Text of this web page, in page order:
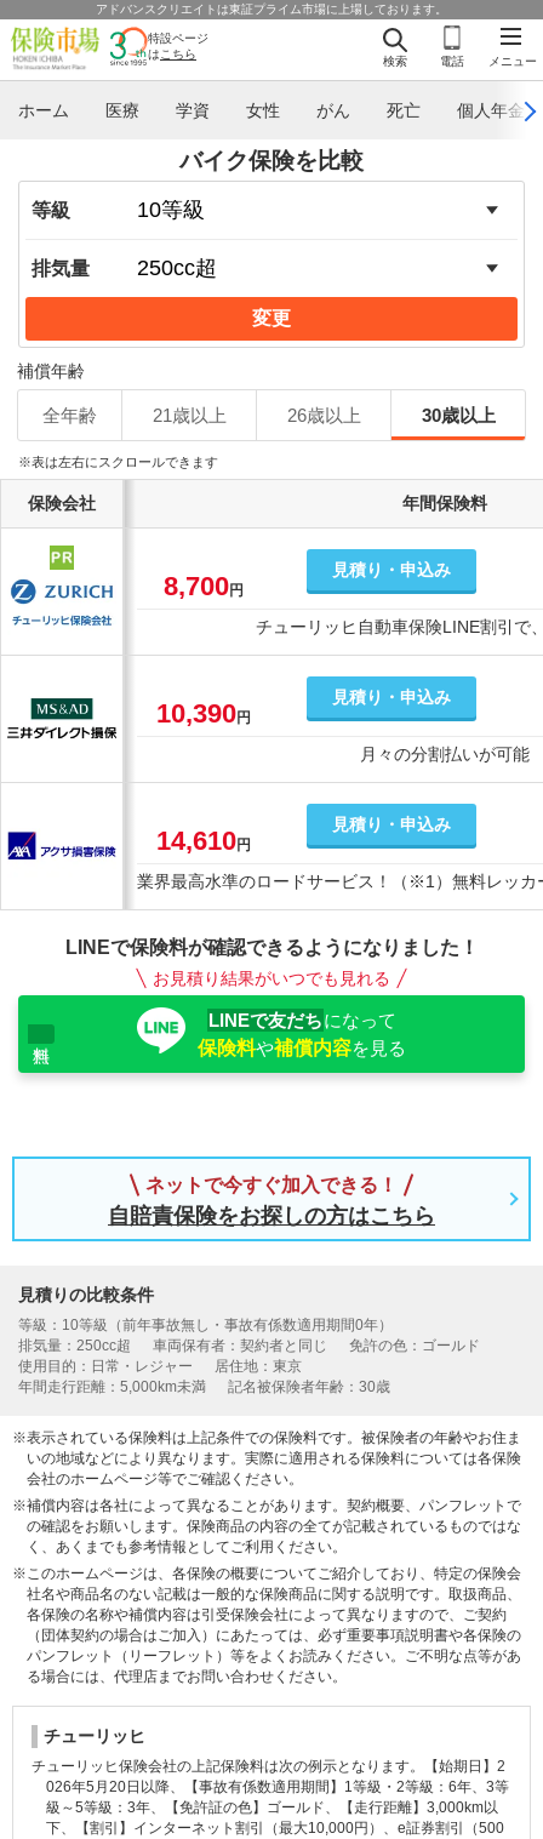
アドバンスクリエイトは東証プライム市場に上場しております。
メニュー
検索 電話
特設ページ
は こちら
ホーム 医療 学資 女性 がん 死亡 個人年金
バイク保険を比較
等級
排気量
変更
補償年齢
全年齢 21歳以上 26歳以上 30歳以上
※表は左右にスクロールできます
保険会社 年間保険料
8,700円
見積り・申込み
チューリッヒ自動車保険LINE割引で
10,390円
見積り・申込み
月々の分割払いが可能
14,610円
見積り・申込み
業界最高水準のロードサービス！（※1）無料レッ
LINEで保険料が確認できるようになりました！
お見積り結果がいつでも見れる
LINEで友だちになって
保険料や補償内容を見る
ネットで今すぐ加入できる！
自賠責保険をお探しの方はこちら
見積りの比較条件
等級：10等級（前年事故無し・事故有係数適用期間0年）
排気量：250cc超
車両保有者：契約者と同じ
免許の色：ゴールド
使用目的：日常・レジャー
居住地：東京
年間走行距離：5,000km未満
記名被保険者年齢：30歳
※表示されている保険料は上記条件での保険料です。被保険者の年齢やお住ま
いの地域などにより異なります。実際に適用される保険料については各保険
会社のホームページ等でご確認ください。
※補償内容は各社によって異なることがあります。契約概要、パンフレットで
の確認をお願いします。保険商品の内容の全てが記載されているものではな
く、あくまでも参考情報としてご利用ください。
※このホームページは、各保険の概要についてご紹介しており、特定の保険会
社名や商品名のない記載は一般的な保険商品に関する説明です。取扱商品、
各保険の名称や補償内容は引受保険会社によって異なりますので、ご契約
（団体契約の場合はご加入）にあたっては、必ず重要事項説明書や各保険の
パンフレット（リーフレット）等をよくお読みください。ご不明な点等があ
る場合には、代理店までお問い合わせください。
チューリッヒ
チューリッヒ保険会社の上記保険料は次の例示となります。【始期日】2
026年5月20日以降、【事故有係数適用期間】1等級・2等級：6年、3等
級～5等級：3年、【免許証の色】ゴールド、【走行距離】3,000km以
下、【割引】インターネット割引（最大10,000円）、e証券割引（500